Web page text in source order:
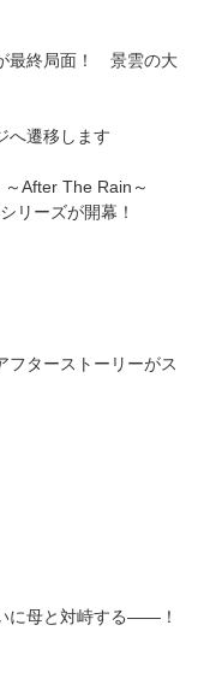
最終局面！ 景雲の大
へ遷移します
～After The Rain～
リーズが開幕！
フターストーリーがス
に母と対峙する――！